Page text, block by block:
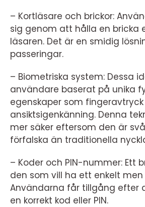
– Kortläsare och brickor:
sig genom att hålla en bricka
läsaren. Det är en smidig
passeringar.
– Biometriska system: Dessa
användare baserat på unika
egenskaper som
ansiktsigenkänning. Denna
mer säker eftersom den är
förfalska än traditionella
– Koder och PIN-nummer: Ett
den som vill ha ett enkelt
Användarna får tillgång efter
en korrekt kod eller PIN.